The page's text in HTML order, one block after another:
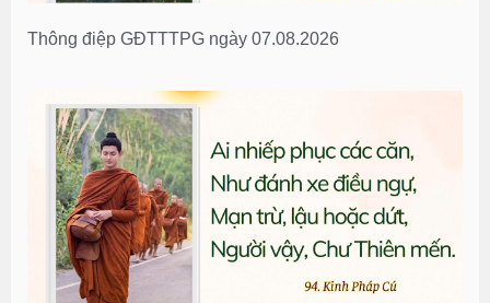
Thông điệp GĐTTTPG ngày 07.08.2026